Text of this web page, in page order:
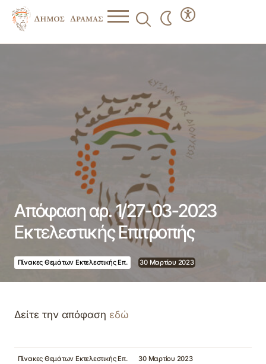
Απόφαση αρ. 1/27-03-2023
Εκτελεστικής Επιτροπής
Πίνακες Θεμάτων Εκτελεστικής Επ. 30 Μαρτίου 2023
Δείτε την απόφαση εδώ
Πίνακες Θεμάτων Εκτελεστικής Επ.
30 Μαρτίου 2023